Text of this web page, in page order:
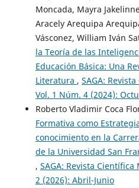
Moncada, Mayra
Aracely Arequipa
Vásconez, William Iván
la Teoría de las
Educación Básica: Una
Literatura , SAGA:
Vol. 1 Núm. 4 (2024):
Roberto Vladimir Coca
Formativa como
conocimiento en la
de la Universidad San
, SAGA: Revista
2 (2026): Abril-Junio